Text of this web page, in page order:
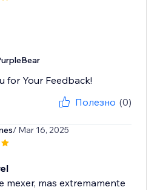
for Your Feedback!
Полезно (0)
/ Mar 16, 2025
mexer, mas extremamente